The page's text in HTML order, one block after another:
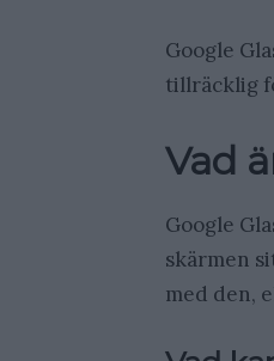
Google
tillräcklig
Vad
Google
skärmen
med den,